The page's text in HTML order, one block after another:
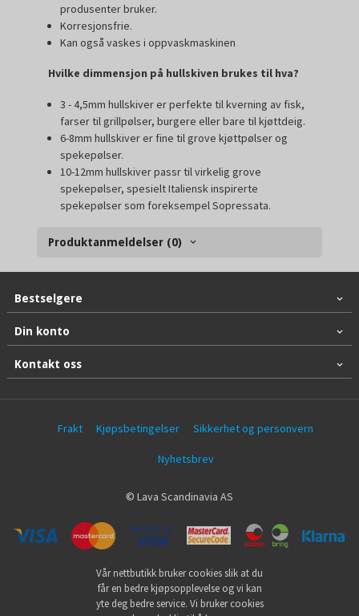
produsenter bruker.
Korresjonsfrie.
Kan også vaskes i oppvaskmaskinen
Hvilke dimmensjon på hullskiven brukes til hva?
3 - 4,5mm hullskiver er perfekte til kverning av fisk,
farser til grillpølser, burgere eller bare til kjøttdeig.
6-8mm hullskiver er fine til grove kjøttpølser og
spekepølser.
10-12mm hullskiver passr til virkelig grove
spekepølser, spesielt Italiensk inspirerte
spekepølser som foreksempel Sopressata.
Produktanmeldelser (0)
Bestselgere
Din konto
Kontakt oss
Frakt Kjøpsbetingelser Sikkerhet og personvern
Nyhetsbrev
© Lava Scandinavia AS
Vår nettbutikk bruker cookies slik at du
får en bedre kjøpsopplevelse og vi kan
yte deg bedre service. Vi bruker cookies